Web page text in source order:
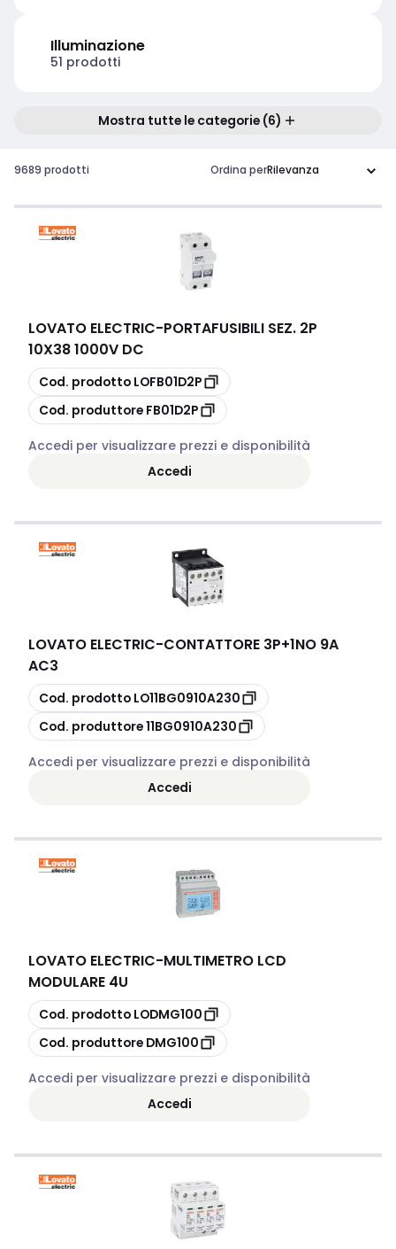
Illuminazione
51 prodotti
Mostra tutte le categorie (6)
9689 prodotti Ordina per
LOVATO ELECTRIC-PORTAFUSIBILI SEZ. 2P
10X38 1000V DC
copia
Cod. prodotto LOFB01D2P
copia
Cod. produttore FB01D2P
Accedi per visualizzare prezzi e disponibilità
Accedi
LOVATO ELECTRIC-CONTATTORE 3P+1NO 9A
AC3
copia
Cod. prodotto LO11BG0910A230
copia
Cod. produttore11BG0910A230
Accedi per visualizzare prezzi e disponibilità
Accedi
LOVATO ELECTRIC-MULTIMETRO LCD
MODULARE 4U
copia
Cod. prodotto LODMG100
copia
Cod. produttore DMG100
Accedi per visualizzare prezzi e disponibilità
Accedi